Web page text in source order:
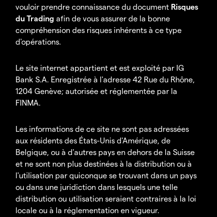
vouloir prendre connaissance du document Risques
du Trading afin de vous assurer de la bonne
compréhension des risques inhérents à ce type
d'opérations.
Le site internet appartient et est exploité par IG
Bank S.A. Enregistrée à l'adresse 42 Rue du Rhône,
1204 Genève; autorisée et réglementée par la
FINMA.
Les informations de ce site ne sont pas adressées
aux résidents des États-Unis d'Amérique, de
Belgique, ou à d'autres pays en dehors de la Suisse
et ne sont non plus destinées à la distribution ou à
l'utilisation par quiconque se trouvant dans un pays
ou dans une juridiction dans lesquels une telle
distribution ou utilisation seraient contraires à la loi
locale ou à la réglementation en vigueur.